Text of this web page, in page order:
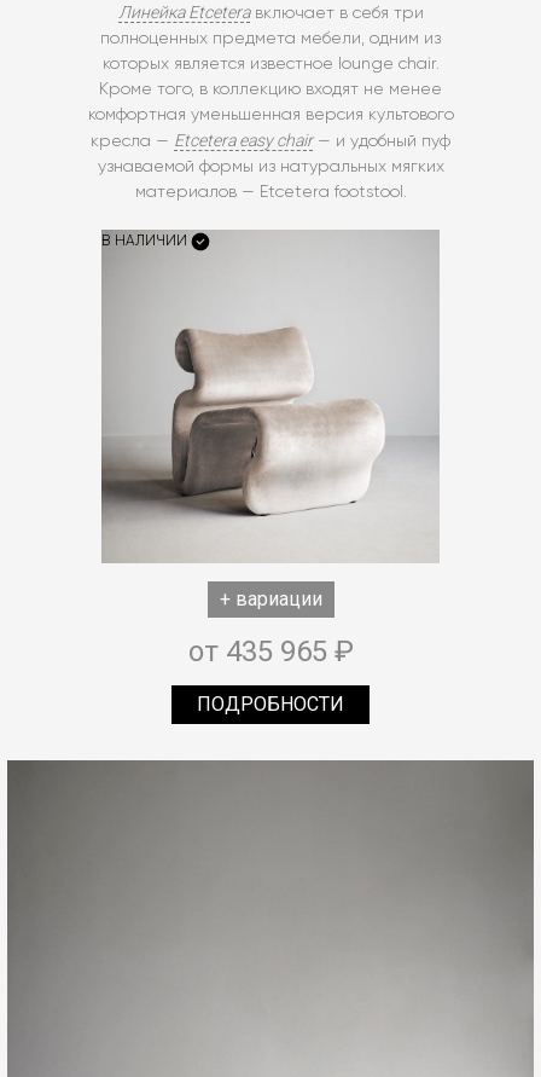
Линейка Etceteraвключает в себя три
полноценных предмета мебели, одним из
которых является известное lounge chair.
Кроме того, в коллекцию входят не менее
комфортная уменьшенная версия культового
кресла — Etcetera easy chair— и удобный пуф
узнаваемой формы из натуральных мягких
материалов — Etcetera footstool.
В НАЛИЧИИ
+ вариации
от 435 965 ₽
ПОДРОБНОСТИ